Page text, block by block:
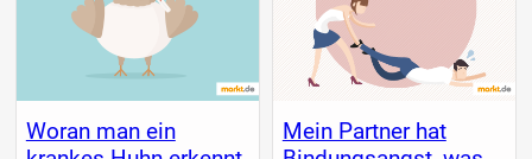
Woran man ein
Mein Partner hat